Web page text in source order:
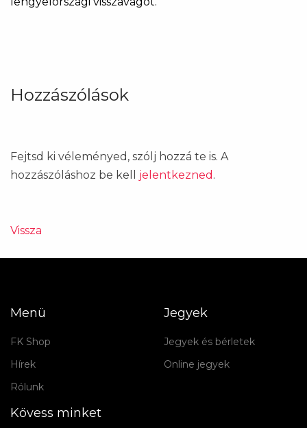
Hozzászólások
Fejtsd ki véleményed, szólj hozzá te is. A
hozzászóláshoz be kell jelentkezned .
Vissza
Menü
FK Shop
Hírek
Rólunk
Jegyek
Jegyek és bérletek
Online jegyek
Kövess minket